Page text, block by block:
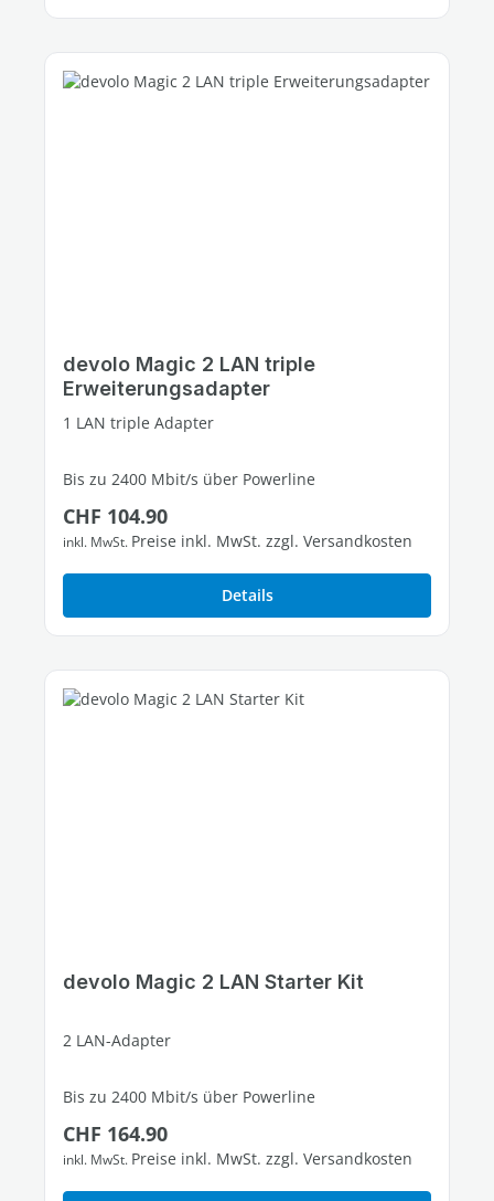
devolo Magic 2 LAN triple
Erweiterungsadapter
1 LAN triple Adapter
Bis zu 2400 Mbit/s über Powerline
3 freie Gigabit-LAN-Ports
Regulärer Preis:
CHF 104.90
inkl. MwSt. Preise inkl. MwSt. zzgl. Versandkosten
Details
devolo Magic 2 LAN Starter Kit
2 LAN-Adapter
Bis zu 2400 Mbit/s über Powerline
1 freier Gigabit-LAN-Port
Regulärer Preis:
CHF 164.90
inkl. MwSt. Preise inkl. MwSt. zzgl. Versandkosten